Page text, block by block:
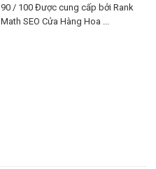
90 / 100 Được cung cấp bởi Rank
Math SEO Cửa Hàng Hoa ...